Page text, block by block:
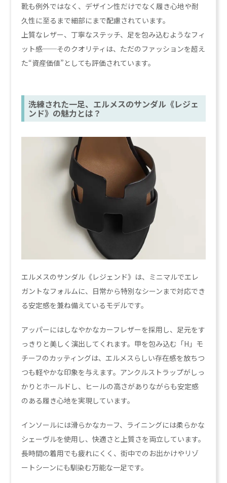
靴も例外ではなく、デザイン性だけでなく履き心地や耐
久性に至るまで細部にまで配慮されています。
上質なレザー、丁寧なステッチ、足を包み込むようなフィ
ット感──そのクオリティは、ただのファッションを超え
た“資産価値”としても評価されています。
洗練された一足、エルメスのサンダル《レジェ
ンド》の魅力とは？
エルメスのサンダル《レジェンド》は、ミニマルでエレ
ガントなフォルムに、日常から特別なシーンまで対応でき
る安定感を兼ね備えているモデルです。
アッパーにはしなやかなカーフレザーを採用し、足元をす
っきりと美しく演出してくれます。甲を包み込む「H」モ
チーフのカッティングは、エルメスらしい存在感を放ちつ
つも軽やかな印象を与えます。アンクルストラップがしっ
かりとホールドし、ヒールの高さがありながらも安定感
のある履き心地を実現しています。
インソールには滑らかなカーフ、ライニングには柔らかな
シェーヴルを使用し、快適さと上質さを両立しています。
長時間の着用でも疲れにくく、街中でのお出かけやリゾ
ートシーンにも馴染む万能な一足です。